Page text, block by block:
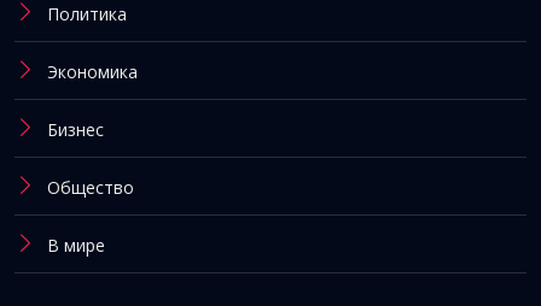
Политика
Экономика
Бизнес
Общество
В мире